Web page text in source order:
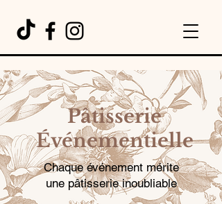
Pâtisserie
Événementielle
Chaque événement mérite
une pâtisserie inoubliable